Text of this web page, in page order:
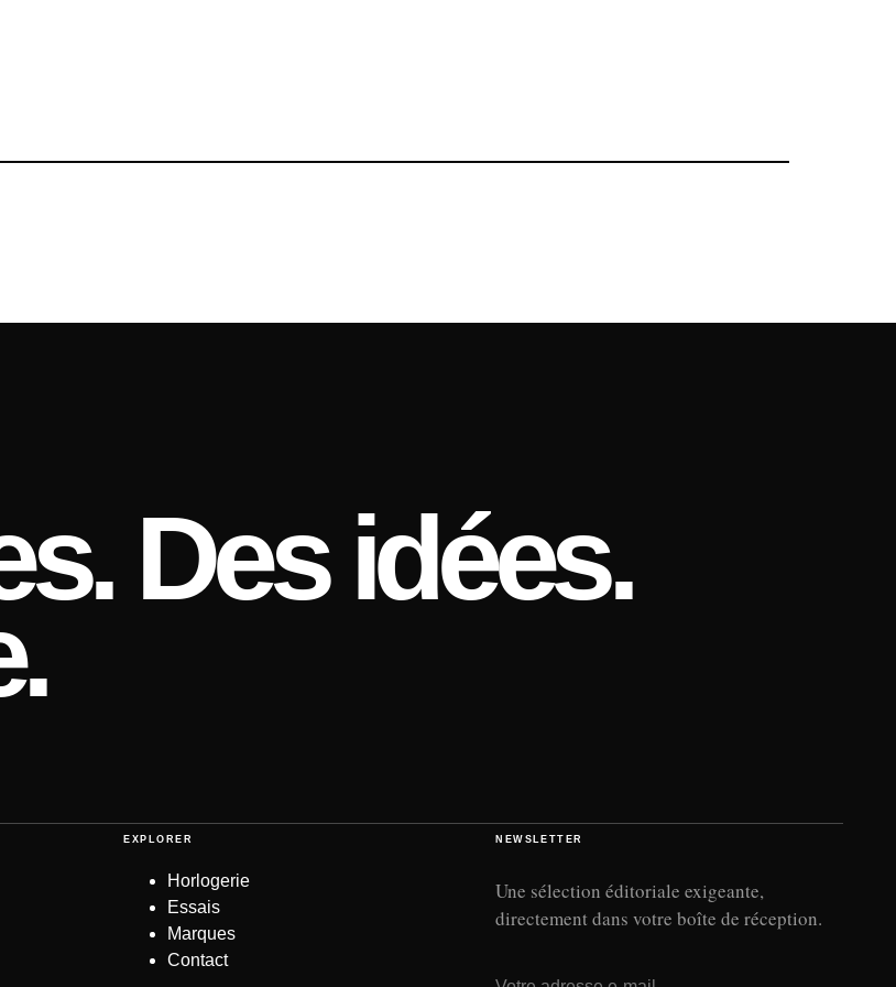
Des idées.
EXPLORER
Horlogerie
Essais
Marques
Contact
NEWSLETTER
Une sélection éditoriale exigeante,
directement dans votre boîte de réception.